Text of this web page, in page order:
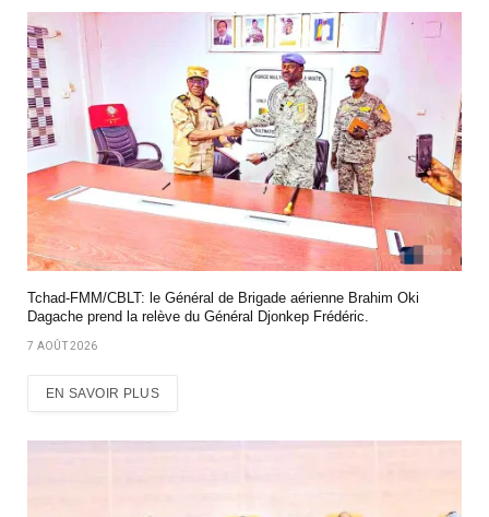
Tchad-FMM/CBLT: le Général de Brigade aérienne Brahim Oki
Dagache prend la relève du Général Djonkep Frédéric.
7 AOÛT 2026
EN SAVOIR PLUS